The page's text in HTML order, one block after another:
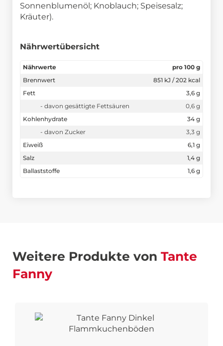
Sonnenblumenöl; Knoblauch; Speisesalz;
Kräuter).
Nährwertübersicht
Nährwerte
pro 100 g
Brennwert
851 kJ / 202 kcal
Fett
3,6 g
- davon gesättigte Fettsäuren
0,6 g
Kohlenhydrate
34 g
- davon Zucker
3,3 g
Eiweiß
6,1 g
Salz
1,4 g
Ballaststoffe
1,6 g
Weitere Produkte von Tante
Fanny